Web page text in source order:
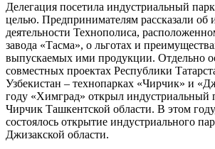
Делегация посетила индустриальный
целью. Предпринимателям рассказали об
деятельности Технополиса,
завода «Тасма», о льготах и
выпускаемых ими продукции. Отдельно
совместных проектах Республики
Узбекистан – технопарках «Чирчик» и
году «Химград» открыл индустриальный
Чирчик Ташкентской области. В этом
состоялось открытие индустриального
Джизакской области.